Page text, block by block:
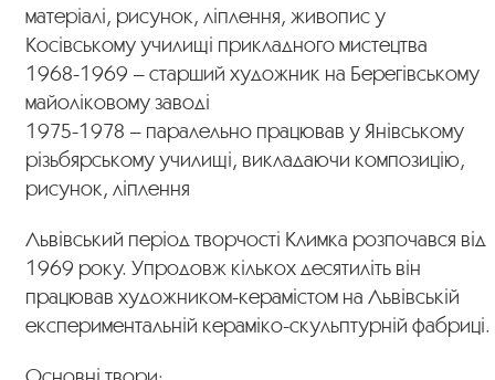
матеріалі, рисунок, ліплення, живопис у
Косівському училищі прикладного мистецтва
1968-1969 – старший художник на Берегівському
майоліковому заводі
1975-1978 – паралельно працював у Янівському
різьбярському училищі, викладаючи композицію,
рисунок, ліплення
Львівський період творчості Климка розпочався від
1969 року. Упродовж кількох десятиліть він
працював художником-керамістом на Львівській
експериментальній кераміко-скульптурній фабриці.
Основні твори: